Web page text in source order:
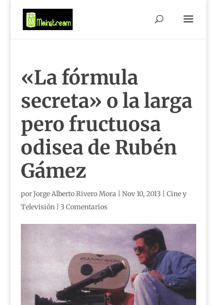
«La fórmula
secreta» o la larga
pero fructuosa
odisea de Rubén
Gámez
porJorge Alberto Rivero Mora Nov 10, 2013
Cine y
Televisión| 3 Comentarios